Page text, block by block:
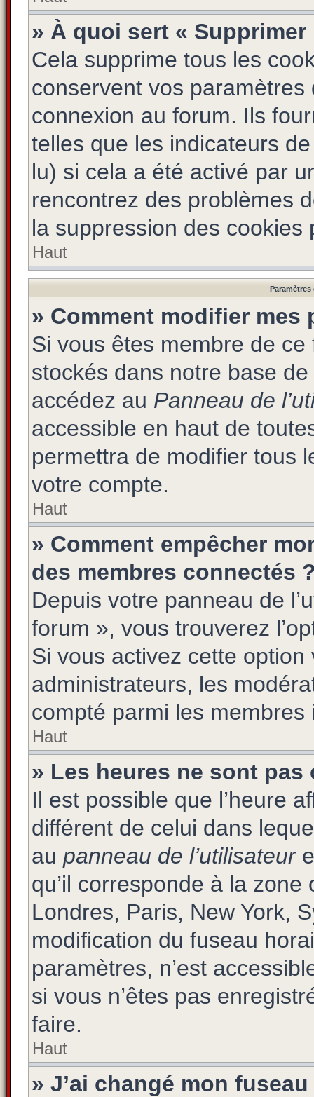
» À quoi sert «
Cela supprime tous les
conservent vos paramètres
connexion au forum. Ils
telles que les indicateurs
lu) si cela a été activé par
rencontrez des problèmes
la suppression des cookies
Haut
Paramètres
» Comment modifier mes
Si vous êtes membre de
stockés dans notre base
accédez au Panneau de
accessible en haut de
permettra de modifier tous
votre compte.
Haut
» Comment empêcher
des membres connectés
Depuis votre panneau de
forum », vous trouverez
Si vous activez cette
administrateurs, les
compté parmi les membres
Haut
» Les heures ne sont pas
Il est possible que l’heure
différent de celui dans
au panneau de l’utilisateur
qu’il corresponde à la
Londres, Paris, New York,
modification du fuseau
paramètres, n’est
si vous n’êtes pas
faire.
Haut
» J’ai changé mon